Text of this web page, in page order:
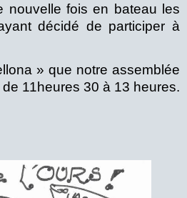
nouvelle fois en bateau les
décidé de participer à
» que notre assemblée
11heures 30 à 13 heures.